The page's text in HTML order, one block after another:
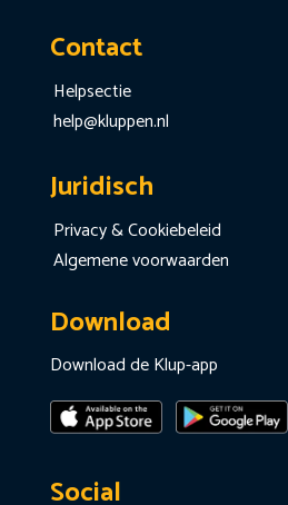
Contact
Helpsectie
help@kluppen.nl
Juridisch
Privacy & Cookiebeleid
Algemene voorwaarden
Download
Download de Klup-app
Social